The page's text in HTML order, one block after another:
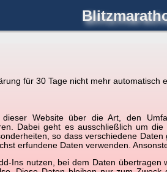
für 30 Tage nicht mehr
dieser Website über die Art, den
Dabei geht es ausschließlich um
so dass verschiedene
erfundene Daten verwenden.
Ins nutzen, bei dem Daten
auf ihre Position tippen und
. Doppelklick auf
📷 📷